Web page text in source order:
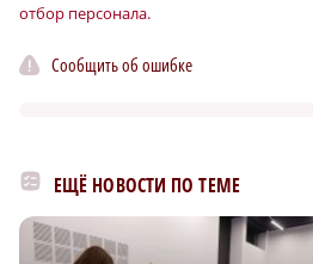
отбор персонала.
Сообщить об ошибке
ЕЩЁ НОВОСТИ ПО ТЕМЕ